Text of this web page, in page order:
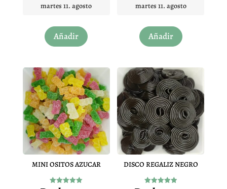
martes 11. agosto
Añadir
producto
variantes.
Las
opciones
se
pueden
elegir
en
la
martes 11. agosto
Añadir
producto
variantes.
Las
opciones
se
pueden
elegir
en
la
MINI OSITOS AZUCAR DISCO REGALIZ NEGRO